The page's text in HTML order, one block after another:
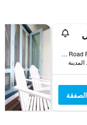
52 Soi 5 Maharat Road Pak Nam Muang, كرابي, تايلاند